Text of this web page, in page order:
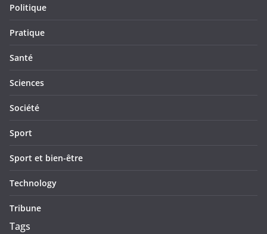
Politique
Pratique
Santé
Sciences
Société
Sport
Sport et bien-être
Technology
Tribune
Tags